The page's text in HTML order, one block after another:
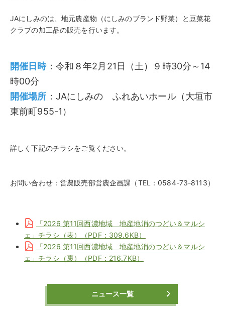
JAにしみのは、地元農産物（にしみのブランド野菜）と豆菜花
クラブの加工品の販売を行います。
開催日時：令和８年2月21日（土）９時30分～14
時00分
開催場所 ：JAにしみの ふれあいホール（大垣市
東前町955-1）
詳しく下記のチラシをご覧ください。
お問い合わせ：営農販売部営農企画課（TEL：0584-73-8113）
「2026 第11回西濃地域 地産地消のつどい＆マルシ
ェ」チラシ（表）（PDF：309.6KB）
「2026 第11回西濃地域 地産地消のつどい＆マルシ
ェ」チラシ（裏）（PDF：216.7KB）
ニュース一覧